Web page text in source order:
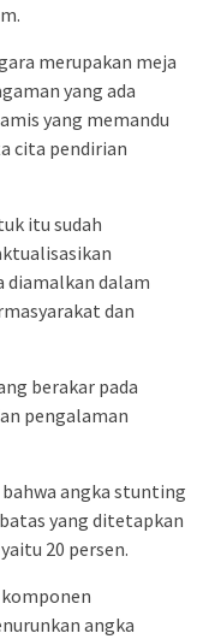
merupakan meja
yang ada
yang memandu
cita pendirian
itu sudah
diamalkan dalam
dan
berakar pada
pengalaman
angka stunting
yang ditetapkan
20 persen.
angka